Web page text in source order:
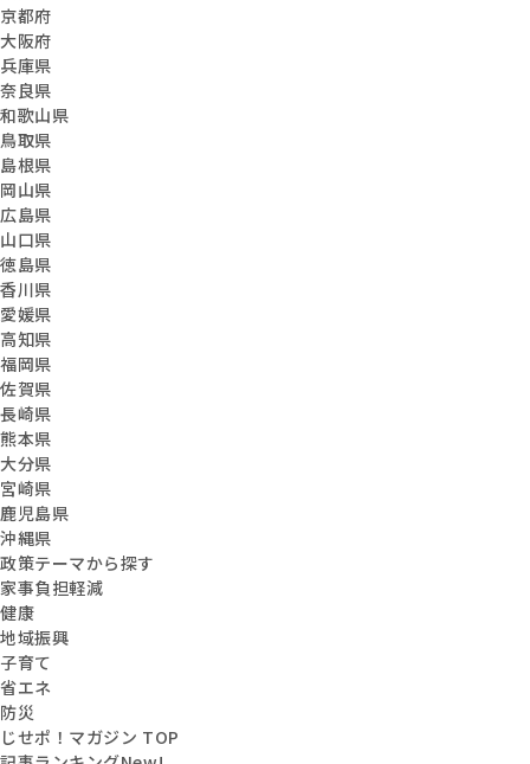
京都府
大阪府
兵庫県
奈良県
和歌山県
鳥取県
島根県
岡山県
広島県
山口県
徳島県
香川県
愛媛県
高知県
福岡県
佐賀県
長崎県
熊本県
大分県
宮崎県
鹿児島県
沖縄県
政策テーマから探す
家事負担軽減
健康
地域振興
子育て
省エネ
防災
じせポ！マガジン TOP